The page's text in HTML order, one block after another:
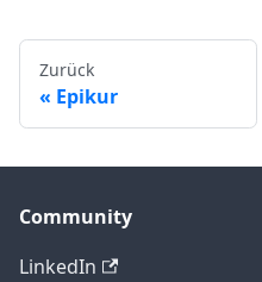
Zurück
Epikur
Community
LinkedIn